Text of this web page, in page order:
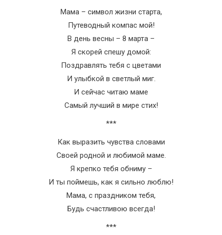
Мама – символ жизни старта,
Путеводный компас мой!
В день весны – 8 марта –
Я скорей спешу домой:
Поздравлять тебя с цветами
И улыбкой в светлый миг.
И сейчас читаю маме
Самый лучший в мире стих!
***
Как выразить чувства словами
Своей родной и любимой маме.
Я крепко тебя обниму –
И ты поймешь, как я сильно люблю!
Мама, с праздником тебя,
Будь счастливою всегда!
***